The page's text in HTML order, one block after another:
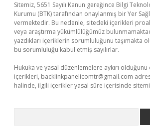
Sitemiz, 5651 Sayılı Kanun gereğince Bilgi
Kurumu (BTK) tarafından onaylanmış bir Yer
vermektedir. Bu nedenle, sitedeki içerikleri
veya araştırma yükümlülüğümüz
yazdıkları içeriklerin sorumluluğunu taşımakta
bu sorumluluğu kabul etmiş sayılırlar.
Hukuka ve yasal düzenlemelere aykırı
içerikleri, backlinkpanelicomtr@gmail.com
halinde, ilgili içerikler yasal süre içerisinde